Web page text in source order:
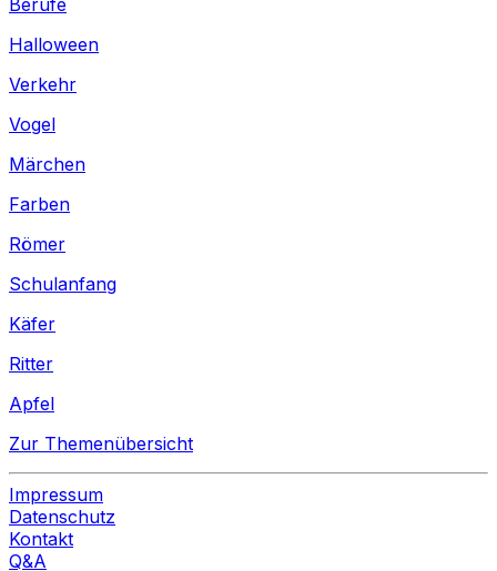
Halloween
Verkehr
Vogel
Märchen
Farben
Römer
Schulanfang
Käfer
Ritter
Apfel
Zur Themenübersicht
Impressum
Datenschutz
Kontakt
Q&A